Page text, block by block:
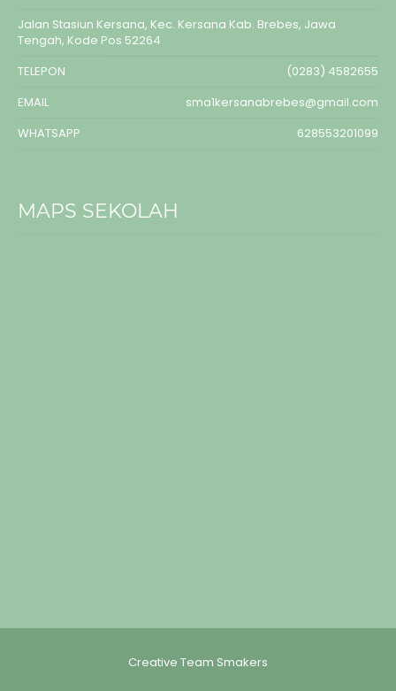
Jalan Stasiun Kersana, Kec. Kersana Kab. Brebes, Jawa
Tengah, Kode Pos 52264
TELEPON
(0283) 4582655
EMAIL
sma1kersanabrebes@gmail.com
WHATSAPP
628553201099
MAPS SEKOLAH
Creative Team Smakers